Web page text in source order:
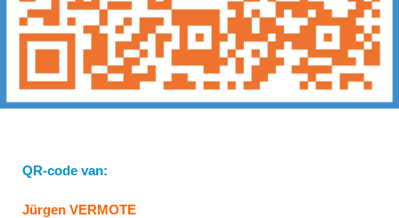
QR-code van:
Jürgen VERMOTE